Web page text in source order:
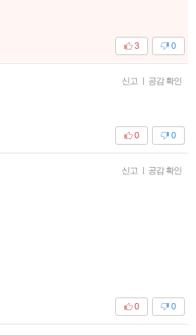
0
3
신고 | 공감 확인
0
0
신고 | 공감 확인
0
0